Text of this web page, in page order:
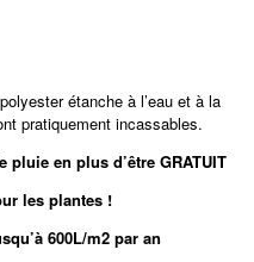
étanche à l’eau et à la
pratiquement incassables.
pluie en plus d’être GRATUIT
les plantes !
600L/m2 par an